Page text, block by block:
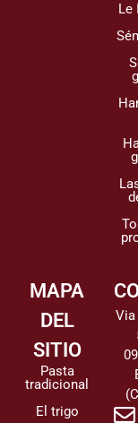
Le
MAPA
DEL
SITIO
Pasta
tradicional
El trigo